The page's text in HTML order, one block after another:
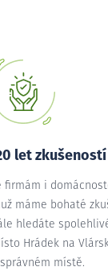
let zkušeností
firmám i
máme bohaté
hledáte
Hrádek na
místě.